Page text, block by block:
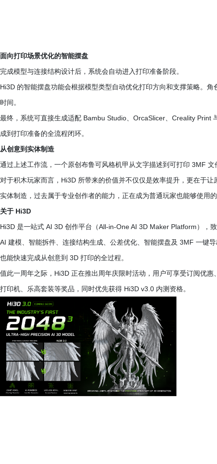
面向打印场景优化的智能摆盘
完成模型与连接结构设计后，系统会自动进入打印准备阶段。
Hi3D 的智能摆盘功能会根据模型类型自动优化打印方向和支撑策略。
时间。
最终，系统可直接生成适配 Bambu Studio、OrcaSlicer、Creality Print
成到打印准备的全流程闭环。
从创意到实体制造
通过上述工作流，一个原创布鲁可风格机甲从文字描述到可打印 3MF
对于积木玩家而言，Hi3D 所带来的价值并不仅仅是效率提升，更在于
实体制造，过去属于专业创作者的能力，正在成为普通玩家也能够使用
关于 Hi3D
Hi3D 是一站式 AI 3D 创作平台（All-in-One AI 3D Maker Platform），
AI 建模、智能拆件、连接结构生成、公差优化、智能摆盘及 3MF 一键
也能快速完成从创意到 3D 打印的全过程。
值此一周年之际，Hi3D 正在推出周年庆限时活动，用户可享受订阅优
打印机、乐高套装等奖品，同时优先获得 Hi3D v3.0 内测资格。